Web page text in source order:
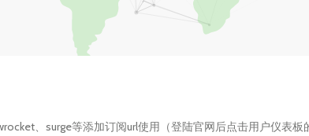
、surge等添加订阅url使用（登陆官网后点击用户仪表板